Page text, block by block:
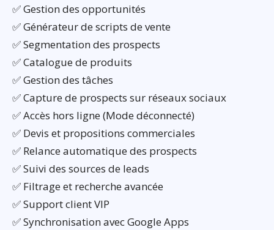
✅ Gestion des opportunités
✅ Générateur de scripts de vente
✅ Segmentation des prospects
✅ Catalogue de produits
✅ Gestion des tâches
✅ Capture de prospects sur réseaux sociaux
✅ Accès hors ligne (Mode déconnecté)
✅ Devis et propositions commerciales
✅ Relance automatique des prospects
✅ Suivi des sources de leads
✅ Filtrage et recherche avancée
✅ Support client VIP
✅ Synchronisation avec Google Apps